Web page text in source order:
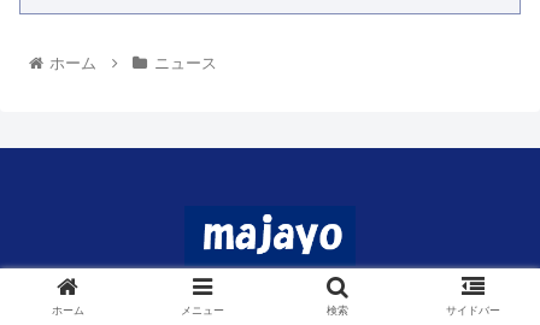
ホーム ニュース
© 2024 マジャヨ.
ホーム メニュー 検索 サイドバー